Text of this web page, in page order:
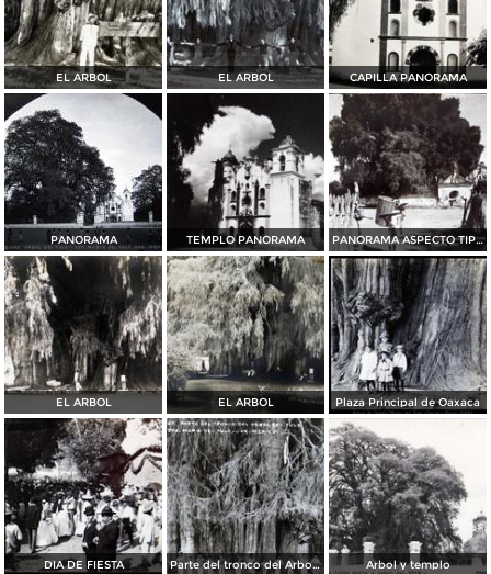
EL ARBOL EL ARBOL CAPILLA PANORAMA
PANORAMA TEMPLO PANORAMA PANORAMA ASPECTO TIPICO
EL ARBOL EL ARBOL Plaza Principal de Oaxaca
DIA DE FIESTA Parte del tronco del Arbol del Tule Arbol y templo